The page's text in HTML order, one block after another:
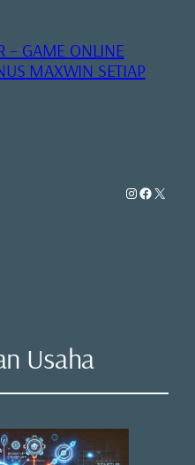
– GAME ONLINE
MAXWIN SETIAP
Instagram
X
Usaha